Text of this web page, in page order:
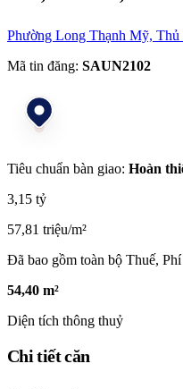
Phường Long Thạnh Mỹ,
Mã tin đăng: SAUN2102
Tiêu chuẩn bàn giao: Hoàn
3,15 tỷ
57,81 triệu/m²
Đã bao gồm toàn bộ Thuế, Phí
54,40 m²
Diện tích thông thuỷ
Chi tiết căn